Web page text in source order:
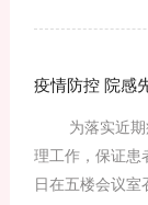
疫情防控 院感
为落实近期疫
理工作，保证患
日在五楼会议